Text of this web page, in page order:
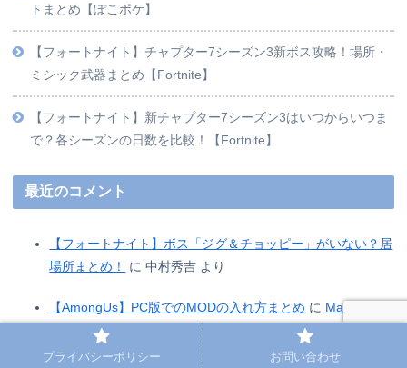
トまとめ【ぽこポケ】
【フォートナイト】チャプター7シーズン3新ボス攻略！場所・
ミシック武器まとめ【Fortnite】
【フォートナイト】新チャプター7シーズン3はいつからいつま
で？各シーズンの日数を比較！【Fortnite】
最近のコメント
【フォートナイト】ボス「ジグ＆チョッピー」がいない？居
場所まとめ！
に中村秀吉 より
【AmongUs】PC版でのMODの入れ方まとめ に Maclo
【AmongUs】PC版でのMODの入れ方まとめ に
プライバシーポリシー お問い合わせ